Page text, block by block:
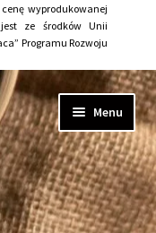
wyprodukowanej
jest ze środków Unii
Programu Rozwoju
Menu